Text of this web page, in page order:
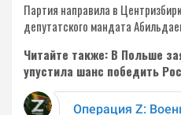
Партия направила в
депутатского мандата
Читайте также: В Польше
упустила шанс победить